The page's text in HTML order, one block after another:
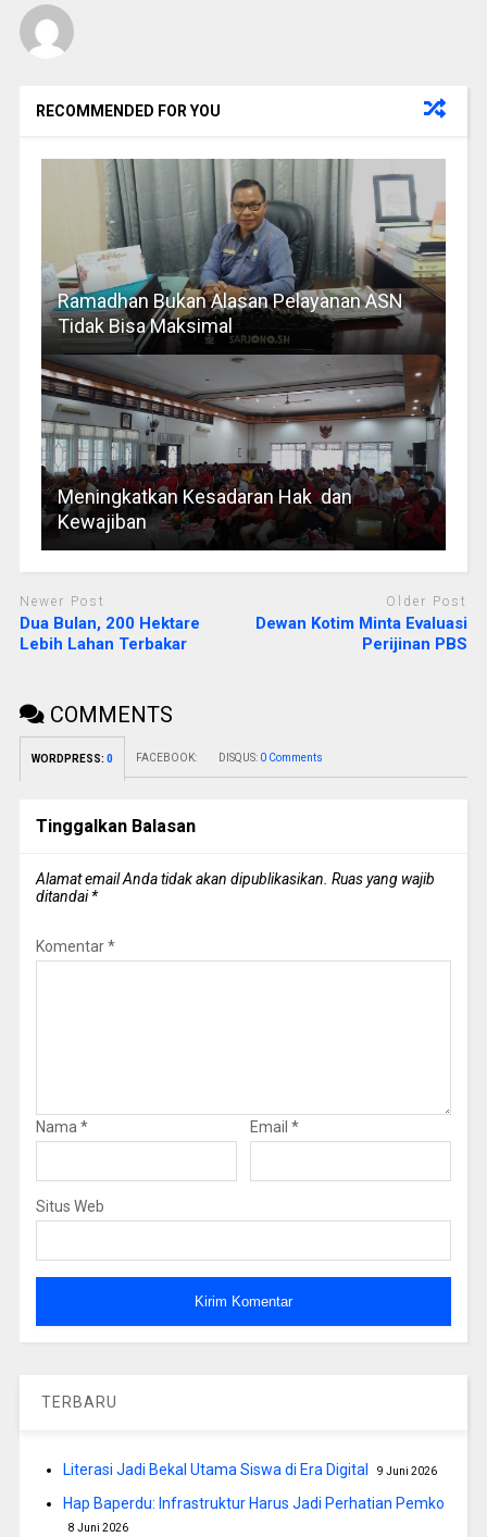
RECOMMENDED FOR YOU
Ramadhan Bukan Alasan Pelayanan ASN
Tidak Bisa Maksimal
Meningkatkan Kesadaran Hak dan
Kewajiban
Newer Post
Dua Bulan, 200 Hektare
Lebih Lahan Terbakar
Older Post
Dewan Kotim Minta Evaluasi
Perijinan PBS
COMMENTS
WORDPRESS: 0 FACEBOOK: DISQUS: 0 Comments
Tinggalkan Balasan
Alamat email Anda tidak akan dipublikasikan. Ruas yang wajib
ditandai*
Komentar*
Nama* Email *
Situs Web
TERBARU
Literasi Jadi Bekal Utama Siswa di Era Digital 9 Juni 2026
Hap Baperdu: Infrastruktur Harus Jadi Perhatian Pemko
8 Juni 2026